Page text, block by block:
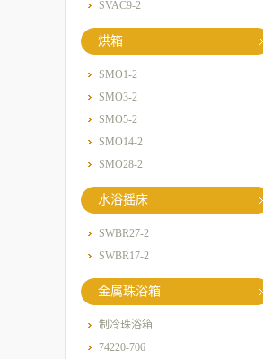
SVAC9-2
烘箱
SMO1-2
SMO3-2
SMO5-2
SMO14-2
SMO28-2
水浴摇床
SWBR27-2
SWBR17-2
金属珠浴箱
制冷珠浴箱
74220-706